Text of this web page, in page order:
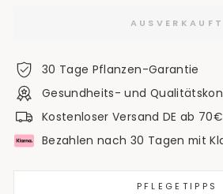
AUSVERKAUFT
30 Tage Pflanzen-Garantie
Gesundheits- und
Kostenloser Versand DE ab 70€
Bezahlen nach 30 Tagen mit
PFLEGETIPPS